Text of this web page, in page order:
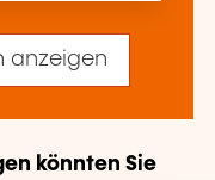
anzeigen
könnten Sie